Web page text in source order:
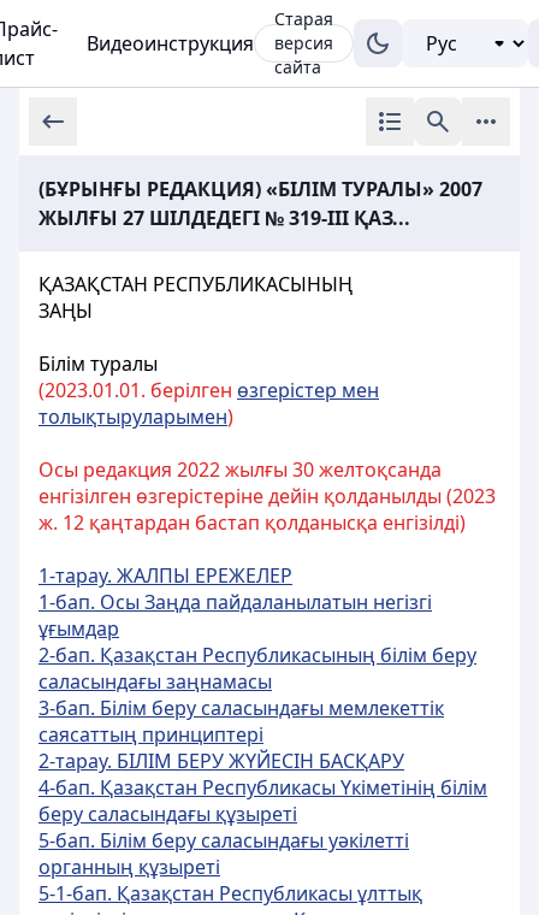
Видеоинструкция
Старая
версия
сайта
(БҰРЫНҒЫ РЕДАКЦИЯ) «БІЛІМ ТУРАЛЫ» 2007
ЖЫЛҒЫ 27 ШІЛДЕДЕГІ № 319-III ҚАЗ...
ҚАЗАҚСТАН РЕСПУБЛИКАСЫНЫҢ
ЗАҢЫ
Білім туралы
(2023.01.01. берілген өзгерістер мен
толықтыруларымен)
Осы редакция 2022 жылғы 30 желтоқсанда
енгізілген өзгерістеріне дейін қолданылды (2023
ж. 12 қаңтардан бастап қолданысқа енгізілді)
1-тарау. ЖАЛПЫ ЕРЕЖЕЛЕР
1-бап. Осы Заңда пайдаланылатын негізгі
ұғымдар
2-бап. Қазақстан Республикасының білім беру
саласындағы заңнамасы
3-бап. Білім беру саласындағы мемлекеттік
саясаттың принциптері
2-тарау. БІЛІМ БЕРУ ЖҮЙЕСІН БАСҚАРУ
4-бап. Қазақстан Республикасы Үкіметінің білім
беру саласындағы құзыреті
5-бап. Білім беру саласындағы уәкілетті
органның құзыреті
5-1-бап. Қазақстан Республикасы ұлттық